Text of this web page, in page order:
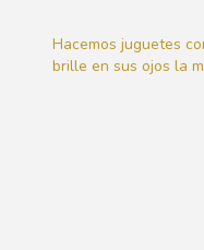
Hacemos juguetes
brille en sus ojos la